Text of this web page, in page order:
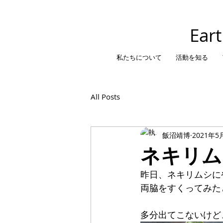
私たちについて 活動を知る
All Posts
ネキリ
飯沼靖博 2021年5
昨日、ネキリムシ
両脇をすくってみ
多分出てこないけ